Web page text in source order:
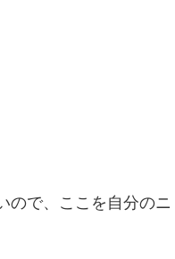
ので、ここを自分のニ